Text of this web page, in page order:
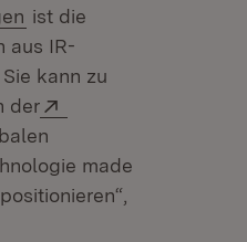
(Öffnet in neuem Fenster)
ist die
aus IR-
kann zu
der
made